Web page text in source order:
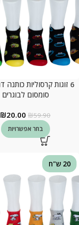
6 זוגות קרסוליות
סומסום לבוגרים
₪59.90
₪20.00
בחר אפשרויות
20 ש"ח